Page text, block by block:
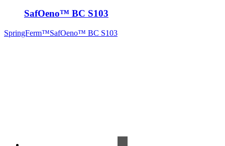
SafOeno™ BC S103
SpringFerm™SafOeno™ BC S103